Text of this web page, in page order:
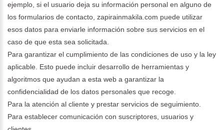
ejemplo, si el usuario deja su información personal en alguno de
los formularios de contacto, zapirainmakila.com puede utilizar
esos datos para enviarle información sobre sus servicios en el
caso de que esta sea solicitada.
Para garantizar el cumplimiento de las condiciones de uso y la ley
aplicable. Esto puede incluir desarrollo de herramientas y
algoritmos que ayudan a esta web a garantizar la
confidencialidad de los datos personales que recoge.
Para la atención al cliente y prestar servicios de seguimiento.
Para establecer comunicación con suscriptores, usuarios y